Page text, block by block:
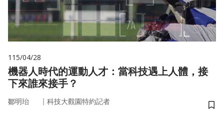
115/04/28
機器人時代的運動人才：當科技遇上人體，接
下來誰來接手？
鄒明珆 ｜ 科技大觀園特約記者
儲